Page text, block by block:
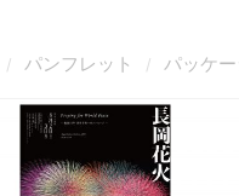
パンフレット パッケ